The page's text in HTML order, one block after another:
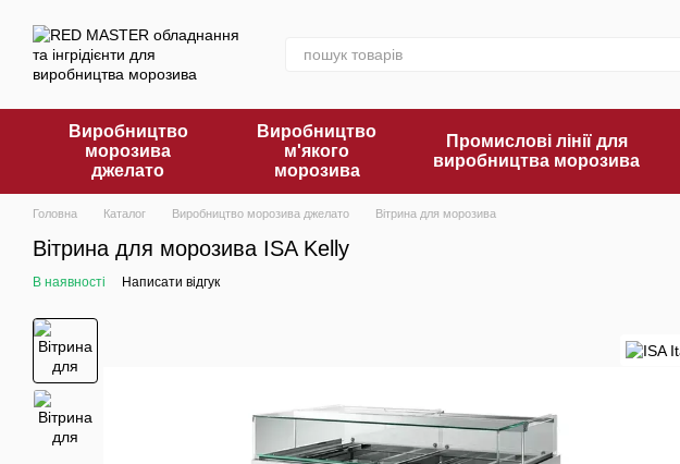
Виробництво
морозива
джелато
Виробництво
м'якого
морозива
Промислові лінії для
виробництва морозива
Головна Каталог Виробництво морозива джелато Вітрина для морозива
Вітрина для морозива ISA Kelly
В наявності Написати відгук